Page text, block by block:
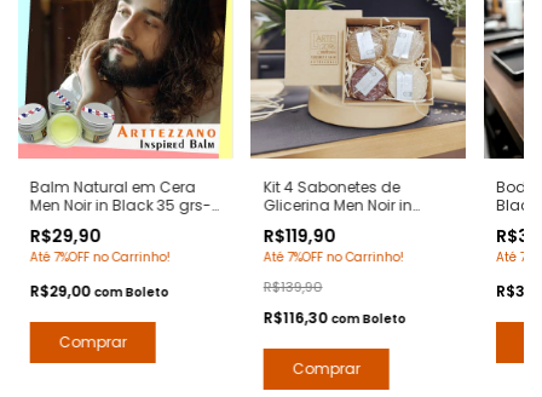
Balm Natural em Cera
Men Noir in Black 35 grs-
Black - Pomada
Modeladora Anti Frizz
R$29,90
Até 7%OFF no Carrinho!
R$29,00 comBoleto
Kit 4 Sabonetes de
Glicerina Men Noir in
Notas Bvlgari Man in
Black - Hidratante com
Extratos Naturais - Arte 1
Perfumes
R$119,90
Até 7%OFF no Carrinho!
R$139,90
R$116,30 comBoleto
Body
Black
Deo
Até